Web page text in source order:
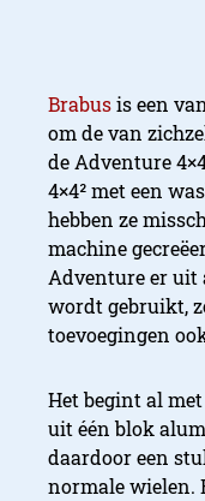
Brabusis een
om de van
de Adventure
4×4² met een
hebben ze
machine
Adventure er uit
wordt gebruikt,
toevoegingen
Het begint al
uit één blok
daardoor een
normale wielen.